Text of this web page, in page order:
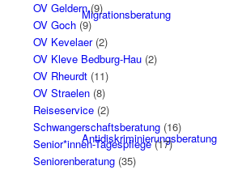
Migrationsberatung
Antidiskriminierungsberatung
OV Geldern(9)
OV Goch(9)
OV Kevelaer(2)
OV Kleve Bedburg-Hau(2)
OV Rheurdt(11)
OV Straelen(8)
Reiseservice(2)
Schwangerschaftsberatung(16)
Senior*innen-Tagespflege(17)
Seniorenberatung(35)